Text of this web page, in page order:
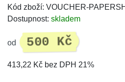
Kód zboží: VOUCHER-
Dostupnost: skladem
od 500 Kč
413,22 Kč bez DPH 21%